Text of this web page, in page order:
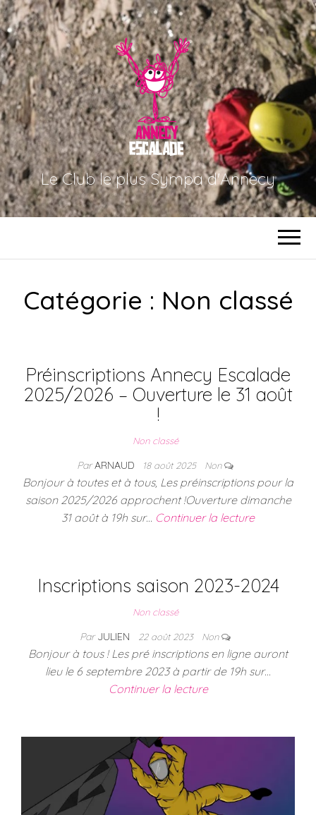
Le Club le plus Sympa d'Annecy
Catégorie : Non classé
Préinscriptions Annecy Escalade
2025/2026 – Ouverture le 31 août
!
Non classé
ParARNAUD 18 août 2025 Non
Bonjour à toutes et à tous, Les préinscriptions pour la
saison 2025/2026 approchent !Ouverture dimanche
31 août à 19h sur… Continuer la lecture
Inscriptions saison 2023-2024
Non classé
ParJULIEN 22 août 2023 Non
Bonjour à tous ! Les pré inscriptions en ligne auront
lieu le 6 septembre 2023 à partir de 19h sur…
Continuer la lecture